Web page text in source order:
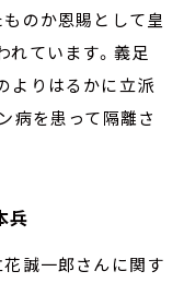
のか恩賜として皇
れています。義足
よりはるかに立派
病を患って隔離さ
兵
誠一郎さんに関す